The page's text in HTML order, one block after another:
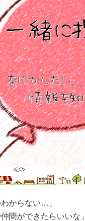
からない…」
間ができたらいいな」